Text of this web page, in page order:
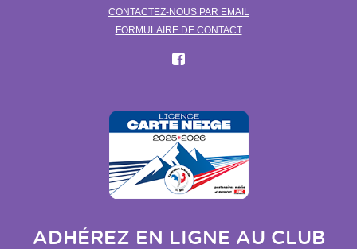
CONTACTEZ-NOUS PAR EMAIL
FORMULAIRE DE CONTACT
ADHÉREZ EN LIGNE AU CLUB